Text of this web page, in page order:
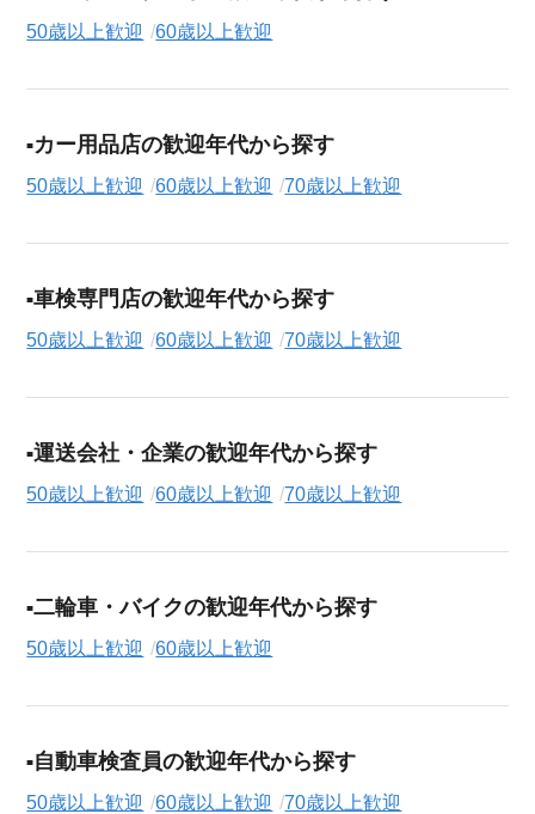
50歳以上歓迎 60歳以上歓迎
カー用品店の歓迎年代から探す
50歳以上歓迎 60歳以上歓迎 70歳以上歓迎
車検専門店の歓迎年代から探す
50歳以上歓迎 60歳以上歓迎 70歳以上歓迎
運送会社・企業の歓迎年代から探す
50歳以上歓迎 60歳以上歓迎 70歳以上歓迎
二輪車・バイクの歓迎年代から探す
50歳以上歓迎 60歳以上歓迎
自動車検査員の歓迎年代から探す
50歳以上歓迎 60歳以上歓迎 70歳以上歓迎